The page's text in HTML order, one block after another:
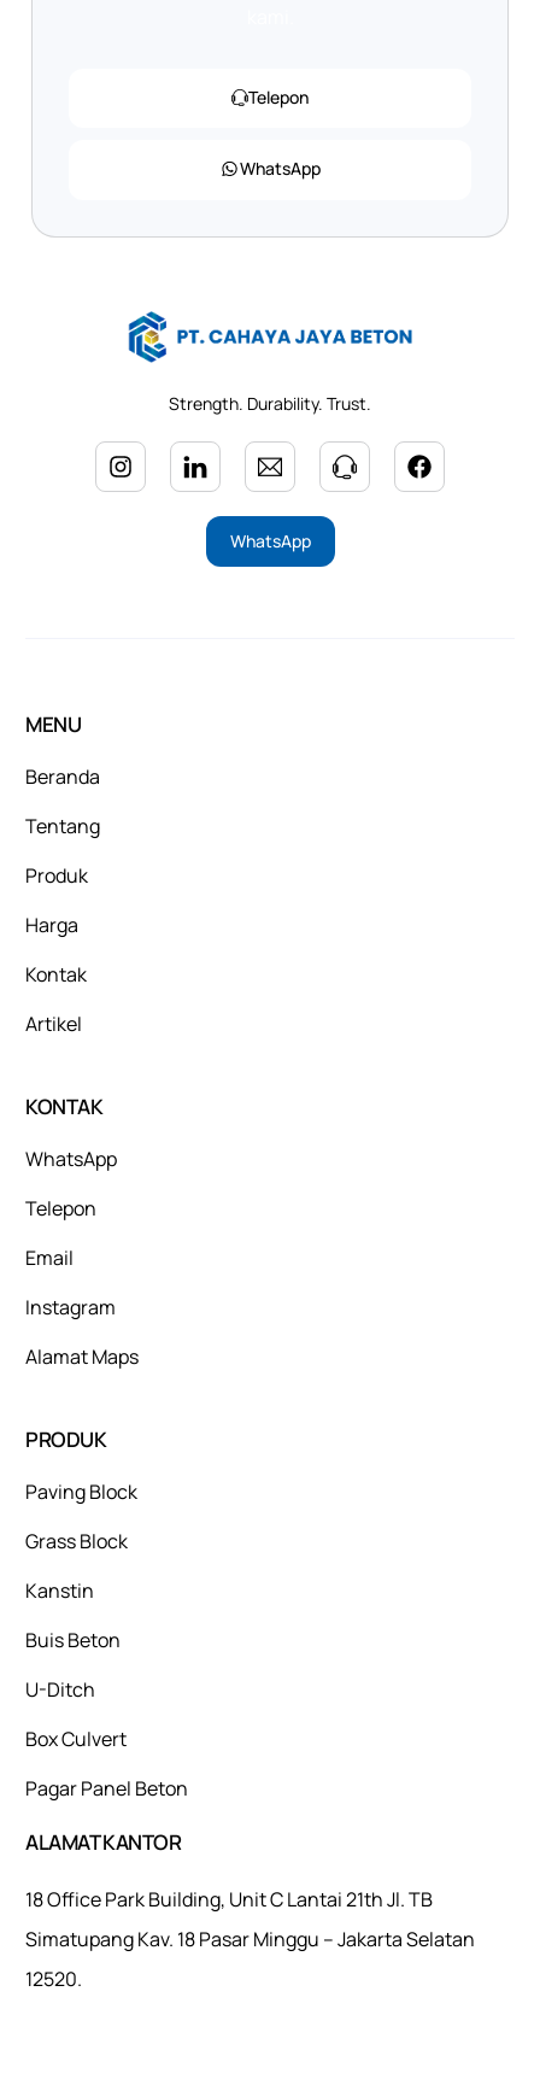
Telepon
WhatsApp
Strength. Durability. Trust.
WhatsApp
MENU
Beranda
Tentang
Produk
Harga
Kontak
Artikel
KONTAK
WhatsApp
Telepon
Email
Instagram
Alamat Maps
PRODUK
Paving Block
Grass Block
Kanstin
Buis Beton
U-Ditch
Box Culvert
Pagar Panel Beton
ALAMAT KANTOR
18 Office Park Building, Unit C Lantai 21th Jl. TB
Simatupang Kav. 18 Pasar Minggu – Jakarta Selatan
12520.